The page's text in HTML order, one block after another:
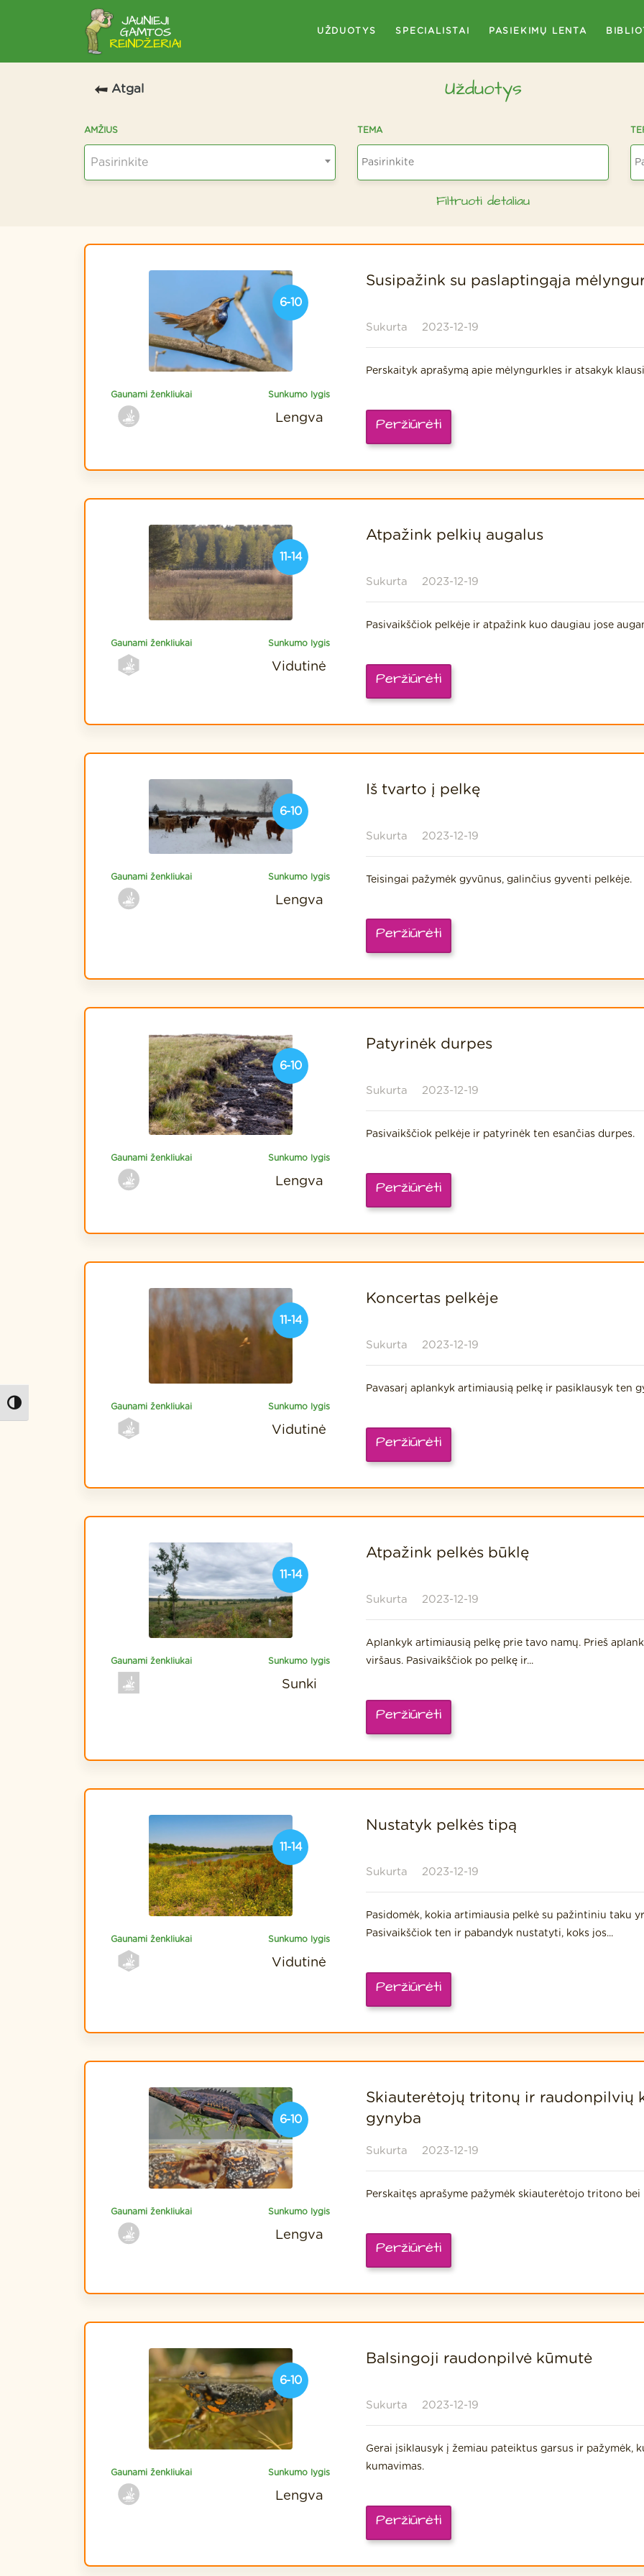
Kontrastas
UŽDUOTYS SPECIALISTAI PASIEKIMŲ LENTA
Atgal Užduotys
AMŽIUS
Pasirinkite
TEMA
Filtruoti detaliau
6-10
Gaunami ženkliukai Sunkumo lygis
Lengva
Susipažink su paslaptingąja
Sukurta 2023-12-19
Perskaityk aprašymą apie mėlyngurkles ir atsakyk
Peržiūrėti
11-14
Gaunami ženkliukai Sunkumo lygis
Vidutinė
Atpažink pelkių augalus
Sukurta 2023-12-19
Pasivaikščiok pelkėje ir atpažink kuo daugiau jose
Peržiūrėti
6-10
Gaunami ženkliukai Sunkumo lygis
Lengva
Iš tvarto į pelkę
Sukurta 2023-12-19
Teisingai pažymėk gyvūnus, galinčius gyventi pelkėje.
Peržiūrėti
6-10
Gaunami ženkliukai Sunkumo lygis
Lengva
Patyrinėk durpes
Sukurta 2023-12-19
Pasivaikščiok pelkėje ir patyrinėk ten esančias durpes.
Peržiūrėti
11-14
Gaunami ženkliukai Sunkumo lygis
Vidutinė
Koncertas pelkėje
Sukurta 2023-12-19
Pavasarį aplankyk artimiausią pelkę ir pasiklausyk ten
Peržiūrėti
11-14
Gaunami ženkliukai Sunkumo lygis
Sunki
Atpažink pelkės būklę
Sukurta 2023-12-19
Aplankyk artimiausią pelkę prie tavo namų. Prieš
viršaus. Pasivaikščiok po pelkę ir...
Peržiūrėti
11-14
Gaunami ženkliukai Sunkumo lygis
Vidutinė
Nustatyk pelkės tipą
Sukurta 2023-12-19
Pasidomėk, kokia artimiausia pelkė su pažintiniu taku
Pasivaikščiok ten ir pabandyk nustatyti, koks jos...
Peržiūrėti
6-10
Gaunami ženkliukai Sunkumo lygis
Lengva
Skiauterėtojų tritonų ir raudonpilvių
gynyba
Sukurta 2023-12-19
Perskaitęs aprašyme pažymėk skiauterėtojo tritono
Peržiūrėti
6-10
Gaunami ženkliukai Sunkumo lygis
Lengva
Balsingoji raudonpilvė kūmutė
Sukurta 2023-12-19
Gerai įsiklausyk į žemiau pateiktus garsus ir pažymėk,
kumavimas.
Peržiūrėti